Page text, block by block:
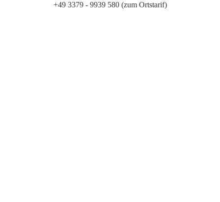
+49 3379 - 9939 580 (zum Ortstarif)